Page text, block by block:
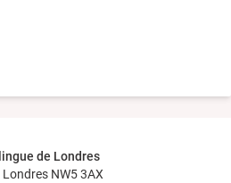
de Londres
NW5 3AX